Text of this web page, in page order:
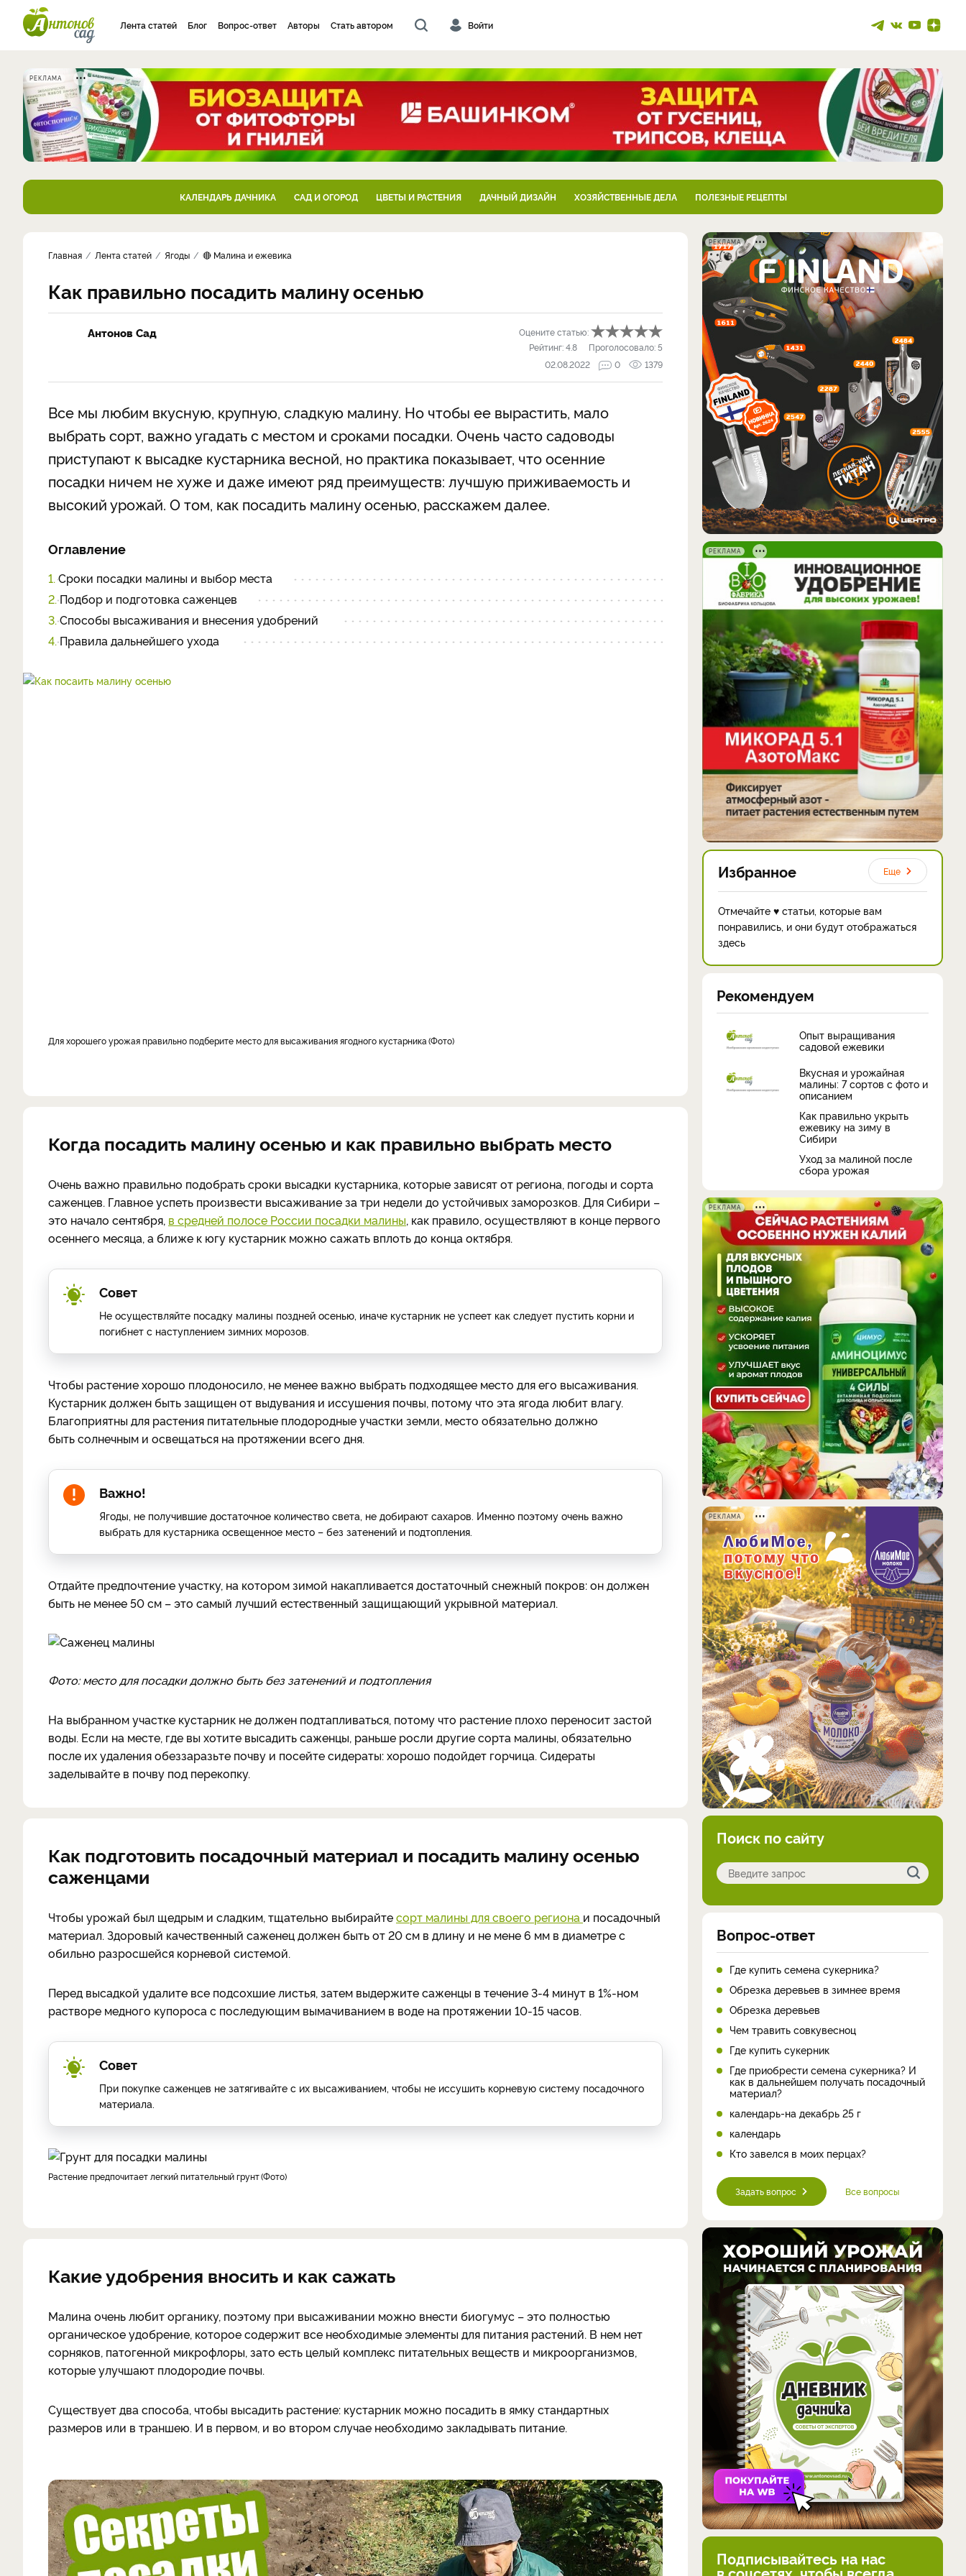
Лента статей Блог Вопрос-ответ Авторы Стать автором Войти
РЕКЛАМА
КАЛЕНДАРЬ ДАЧНИКА САД И ОГОРОД ЦВЕТЫ И РАСТЕНИЯ ДАЧНЫЙ ДИЗАЙН ХОЗЯЙСТВЕННЫЕ ДЕЛА ПОЛЕЗНЫЕ РЕЦЕПТЫ
Главная Лента статей Ягоды 🔴 Малина и ежевика
Как правильно посадить малину осенью
Антонов Сад
Оцените статью:
Рейтинг:4.8 Проголосовало:5
02.08.2022
0 1379
Все мы любим вкусную, крупную, сладкую малину. Но чтобы ее вырастить, мало
выбрать сорт, важно угадать с местом и сроками посадки. Очень часто садоводы
приступают к высадке кустарника весной, но практика показывает, что осенние
посадки ничем не хуже и даже имеют ряд преимуществ: лучшую приживаемость и
высокий урожай. О том, как посадить малину осенью, расскажем далее.
Оглавление
1. Сроки посадки малины и выбор места
2. Подбор и подготовка саженцев
3. Способы высаживания и внесения удобрений
4. Правила дальнейшего ухода
для хорошего урожая правильно подберите место для высаживания ягодного кустарника Фото
Когда посадить малину осенью и как правильно выбрать место
Очень важно правильно подобрать сроки высадки кустарника, которые зависят от региона, погоды и сорта
саженцев. Главное успеть произвести высаживание за три недели до устойчивых заморозков. Для Сибири –
это начало сентября, в средней полосе России посадки малины, как правило, осуществляют в конце первого
осеннего месяца, а ближе к югу кустарник можно сажать вплоть до конца октября.
Совет
Не осуществляйте посадку малины поздней осенью, иначе кустарник не успеет как следует пустить корни и
погибнет с наступлением зимних морозов.
Чтобы растение хорошо плодоносило, не менее важно выбрать подходящее место для его высаживания.
Кустарник должен быть защищен от выдувания и иссушения почвы, потому что эта ягода любит влагу.
Благоприятны для растения питательные плодородные участки земли, место обязательно должно
быть солнечным и освещаться на протяжении всего дня.
Важно!
Ягоды, не получившие достаточное количество света, не добирают сахаров. Именно поэтому очень важно
выбрать для кустарника освещенное место – без затенений и подтопления.
Отдайте предпочтение участку, на котором зимой накапливается достаточный снежный покров: он должен
быть не менее 50 см – это самый лучший естественный защищающий укрывной материал.
Фото: место для посадки должно быть без затенений и подтопления
На выбранном участке кустарник не должен подтапливаться, потому что растение плохо переносит застой
воды. Если на месте, где вы хотите высадить саженцы, раньше росли другие сорта малины, обязательно
после их удаления обеззаразьте почву и посейте сидераты: хорошо подойдет горчица. Сидераты
заделывайте в почву под перекопку.
Как подготовить посадочный материал и посадить малину осенью
саженцами
Чтобы урожай был щедрым и сладким, тщательно выбирайтесорт малины для своего региона и посадочный
материал. Здоровый качественный саженец должен быть от 20 см в длину и не мене 6 мм в диаметре с
обильно разросшейся корневой системой.
Перед высадкой удалите все подсохшие листья, затем выдержите саженцы в течение 3-4 минут в 1%-ном
растворе медного купороса с последующим вымачиванием в воде на протяжении 10-15 часов.
Совет
При покупке саженцев не затягивайте с их высаживанием, чтобы не иссушить корневую систему посадочного
материала.
растение предпочитает легкий питательный грунт Фото
Какие удобрения вносить и как сажать
Малина очень любит органику, поэтому при высаживании можно внести биогумус – это полностью
органическое удобрение, которое содержит все необходимые элементы для питания растений. В нем нет
сорняков, патогенной микрофлоры, зато есть целый комплекс питательных веществ и микроорганизмов,
которые улучшают плодородие почвы.
Существует два способа, чтобы высадить растение: кустарник можно посадить в ямку стандартных
размеров или в траншею. И в первом, и во втором случае необходимо закладывать питание.
РЕКЛАМА
РЕКЛАМА
Избранное Еще
Отмечайте ♥ статьи, которые вам
понравились, и они будут отображаться
здесь
Рекомендуем
Опыт выращивания
садовой ежевики
Вкусная и урожайная
малины: 7 сортов с фото и
описанием
Как правильно укрыть
ежевику на зиму в
Сибири
Уход за малиной после
сбора урожая
РЕКЛАМА
РЕКЛАМА
Поиск по сайту
Вопрос-ответ
Где купить семена сукерника?
Обрезка деревьев в зимнее время
Обрезка деревьев
Чем травить совкувесноц
Где купить сукерник
Где приобрести семена сукерника? И
как в дальнейшем получать посадочный
материал?
календарь-на декабрь 25 г
календарь
Кто завелся в моих перцах?
Задать вопрос Все вопросы
Подписывайтесь на нас